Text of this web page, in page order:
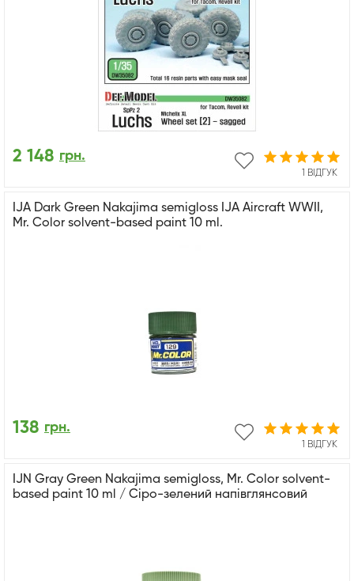
1 ВІДГУК
2 148 грн.
IJA Dark Green Nakajima semigloss IJA Aircraft WWII,
Mr. Color solvent-based paint 10 ml.
1 ВІДГУК
138 грн.
IJN Gray Green Nakajima semigloss, Mr. Color solvent-
based paint 10 ml / Сіро-зелений напівглянсовий